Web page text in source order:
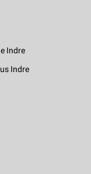
Indre
Indre